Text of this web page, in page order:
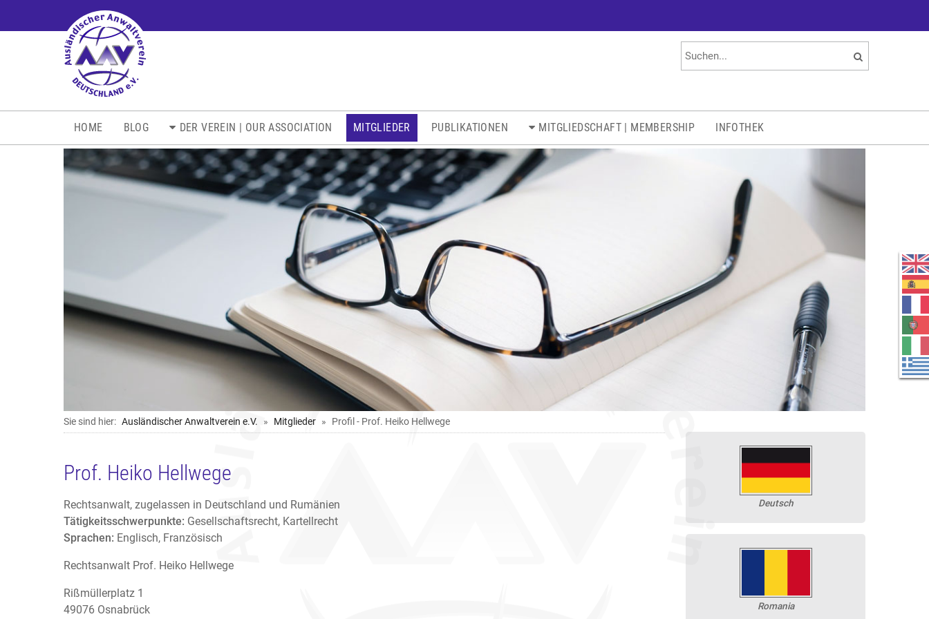
HOME BLOG DER VEREIN | OUR ASSOCIATION MITGLIEDER PUBLIKATIONEN MITGLIEDSCHAFT | MEMBERSHIP INFOTHEK
Deutsch
Romania
Sie sind hier: Ausländischer Anwaltverein e.V. Mitglieder Profil - Prof. Heiko Hellwege
Prof. Heiko Hellwege
Rechtsanwalt, zugelassen in Deutschland und Rumänien
Tätigkeitsschwerpunkte: Gesellschaftsrecht, Kartellrecht
Sprachen: Englisch, Französisch
Rechtsanwalt Prof. Heiko Hellwege
Rißmüllerplatz 1
49076 Osnabrück